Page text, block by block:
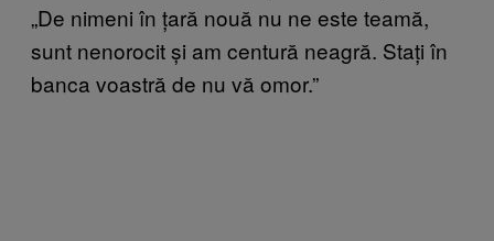
„De nimeni în țară nouă nu ne este teamă,
sunt nenorocit și am centură neagră. Stați în
banca voastră de nu vă omor.”